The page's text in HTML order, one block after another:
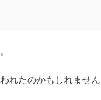
れたのかもしれません